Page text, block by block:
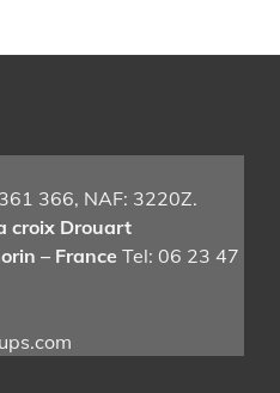
366, NAF: 3220Z.
croix Drouart
– France Tel: 06 23 47